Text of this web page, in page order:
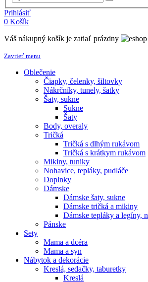
Prihlásiť
0 Košík
Váš nákupný košík je zatiaľ prázdny
Zavrieť menu
Oblečenie
Čiapky, čelenky, šiltovky
Nákrčníky, tunely, šatky
Šaty, sukne
Sukne
Šaty
Body, overaly
Tričká
Tričká s dlhým rukávom
Tričká s krátkym rukávom
Mikiny, tuniky
Nohavice, tepláky, pudláče
Doplnky
Dámske
Dámske šaty, sukne
Dámske tričká a mikiny
Dámske tepláky a legíny,
Pánske
Sety
Mama a dcéra
Mama a syn
Nábytok a dekorácie
Kreslá, sedačky, taburetky
Kreslá